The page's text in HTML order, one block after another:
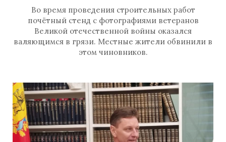
Во время проведения строительных работ
почётный стенд с фотографиями ветеранов
Великой отечественной войны оказался
валяющимся в грязи. Местные жители обвинили в
этом чиновников.